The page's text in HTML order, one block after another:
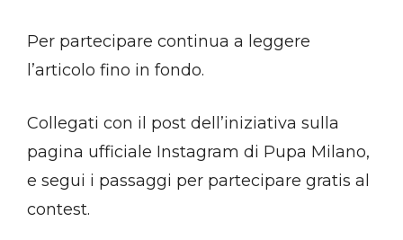
Per partecipare continua a leggere
l’articolo fino in fondo.
Collegati con il post dell’iniziativa sulla
pagina ufficiale Instagram di Pupa Milano,
e segui i passaggi per partecipare gratis al
contest.